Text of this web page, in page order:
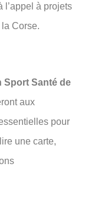
l’appel à projets
Corse.
Sport Santé de
aux
pour
une carte,